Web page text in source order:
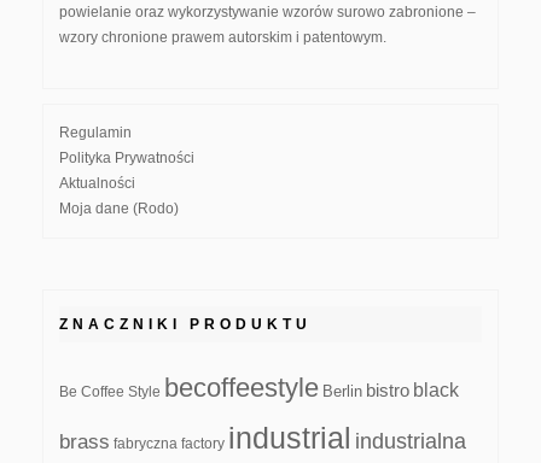
powielanie oraz wykorzystywanie wzorów surowo zabronione –
wzory chronione prawem autorskim i patentowym.
Regulamin
Polityka Prywatności
Aktualności
Moja dane (Rodo)
ZNACZNIKI PRODUKTU
Be Coffee Style becoffeestyle Berlin bistro black
brass fabryczna factory industrial industrialna